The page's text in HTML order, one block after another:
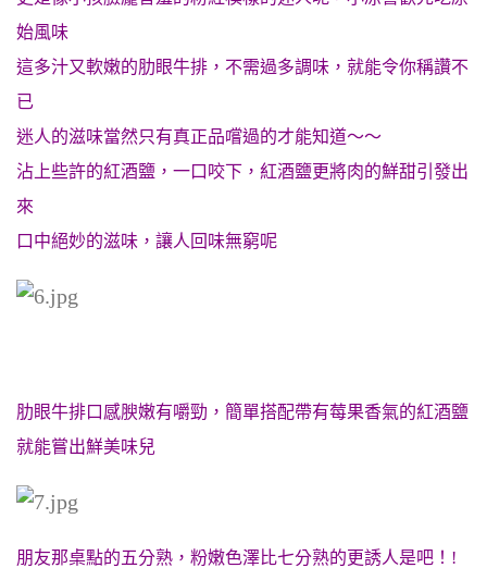
始風味
這多汁又軟嫩的肋眼牛排，不需過多調味，就能令你稱讚不
已
迷人的滋味當然只有真正品嚐過的才能知道～～
沾上些許的紅酒鹽， 一口咬下，紅酒鹽更將肉的鮮甜引發出
來
口中絕妙的滋味，讓人回味無窮呢
肋眼牛排口感腴嫩有嚼勁，簡單搭配帶有莓果香氣的紅酒鹽
就能嘗出鮮美味兒
朋友那桌點的五分熟，粉嫩色澤比七分熟的更誘人是吧！!